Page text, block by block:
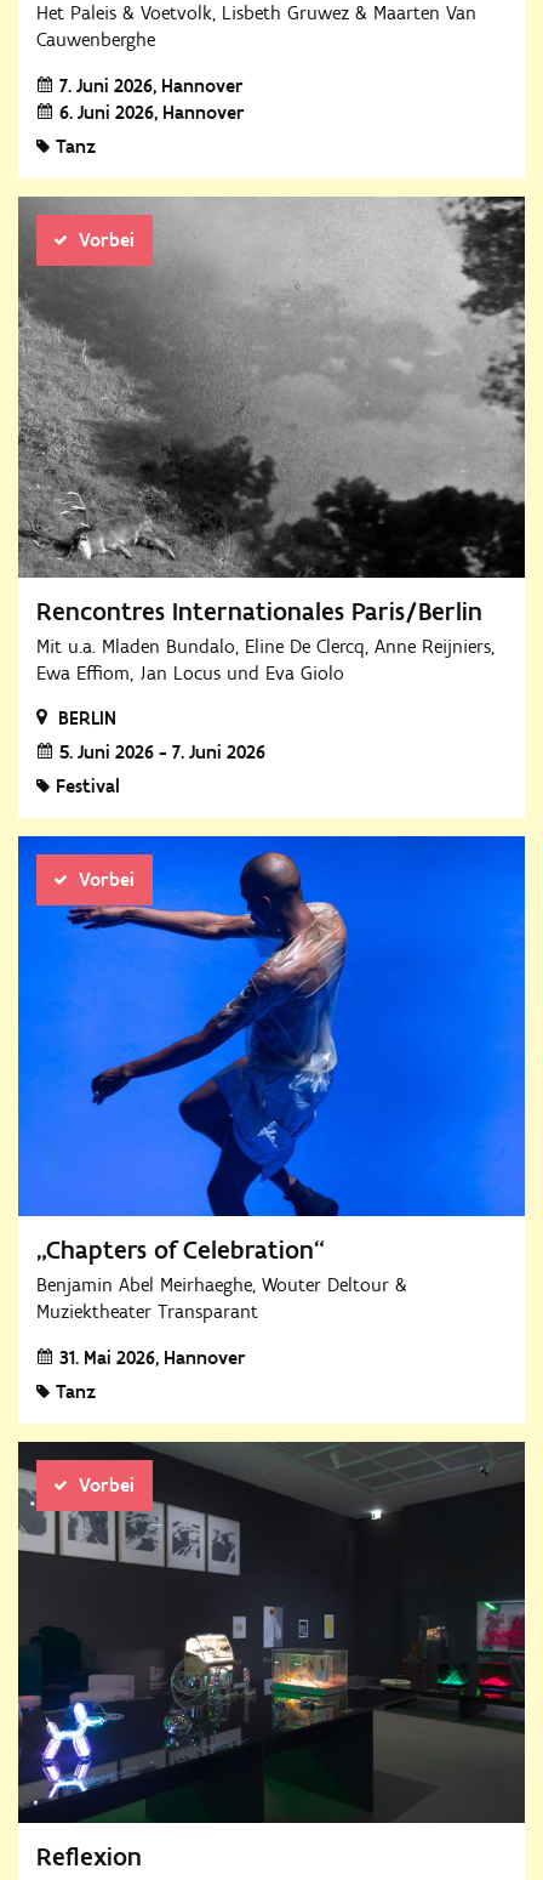
Het Paleis & Voetvolk, Lisbeth Gruwez & Maarten Van
Cauwenberghe
7. Juni 2026 Hannover
6. Juni 2026 Hannover
Tanz
Vorbei
Rencontres Internationales Paris/Berlin
Mit u.a. Mladen Bundalo, Eline De Clercq, Anne Reijniers,
Ewa Effiom, Jan Locus und Eva Giolo
BERLIN
5. Juni 2026 - 7. Juni 2026
Festival
Vorbei
„Chapters of Celebration“
Benjamin Abel Meirhaeghe, Wouter Deltour &
Muziektheater Transparant
31. Mai 2026 Hannover
Tanz
Vorbei
Reflexion